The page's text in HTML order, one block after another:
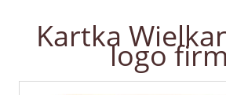
Kartka
logo